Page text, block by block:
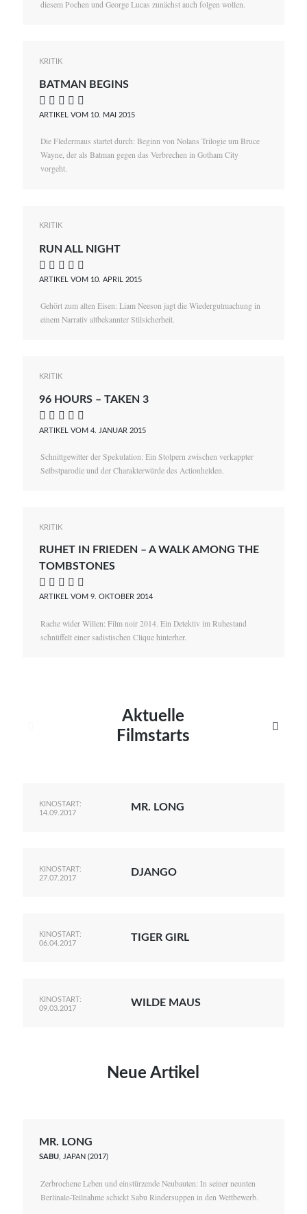
diesem Pochen und George Lucas zunächst auch folgen wollen.
KRITIK
BATMAN BEGINS
    
ARTIKEL VOM 10. MAI 2015
Die Fledermaus startet durch: Beginn von Nolans Trilogie um Bruce
Wayne, der als Batman gegen das Verbrechen in Gotham City
vorgeht.
KRITIK
RUN ALL NIGHT
    
ARTIKEL VOM 10. APRIL 2015
Gehört zum alten Eisen: Liam Neeson jagt die Wiedergutmachung in
einem Narrativ altbekannter Stilsicherheit.
KRITIK
96 HOURS – TAKEN 3
    
ARTIKEL VOM 4. JANUAR 2015
Schnittgewitter der Spekulation: Ein Stolpern zwischen verkappter
Selbstparodie und der Charakterwürde des Actionhelden.
KRITIK
RUHET IN FRIEDEN – A WALK AMONG THE
TOMBSTONES
    
ARTIKEL VOM 9. OKTOBER 2014
Rache wider Willen: Film noir 2014. Ein Detektiv im Ruhestand
schnüffelt einer sadistischen Clique hinterher.
Aktuelle
Filmstarts

KINOSTART:
14.09.2017
MR. LONG
KINOSTART:
27.07.2017
DJANGO
KINOSTART:
06.04.2017
TIGER GIRL
KINOSTART:
09.03.2017
WILDE MAUS
Neue Artikel
MR. LONG
SABU, JAPAN (2017)
Zerbrochene Leben und einstürzende Neubauten: In seiner neunten
Berlinale-Teilnahme schickt Sabu Rindersuppen in den Wettbewerb.